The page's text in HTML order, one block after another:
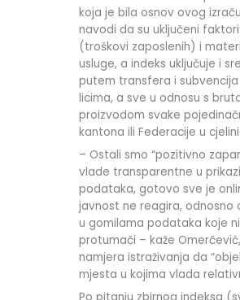
koja je bila osnov ovog
navodi da su uključeni
(troškovi zaposlenih) i
usluge, a indeks uključuje i
putem transfera i
licima, a sve u odnosu s
proizvodom svake
kantona ili Federacije u cjelini.
– Ostali smo “pozitivno
vlade transparentne u
podataka, gotovo sve je
javnost ne reagira, odnosno
u gomilama podataka koje
protumači – kaže
namjera istraživanja da
mjesta u kojima vlada